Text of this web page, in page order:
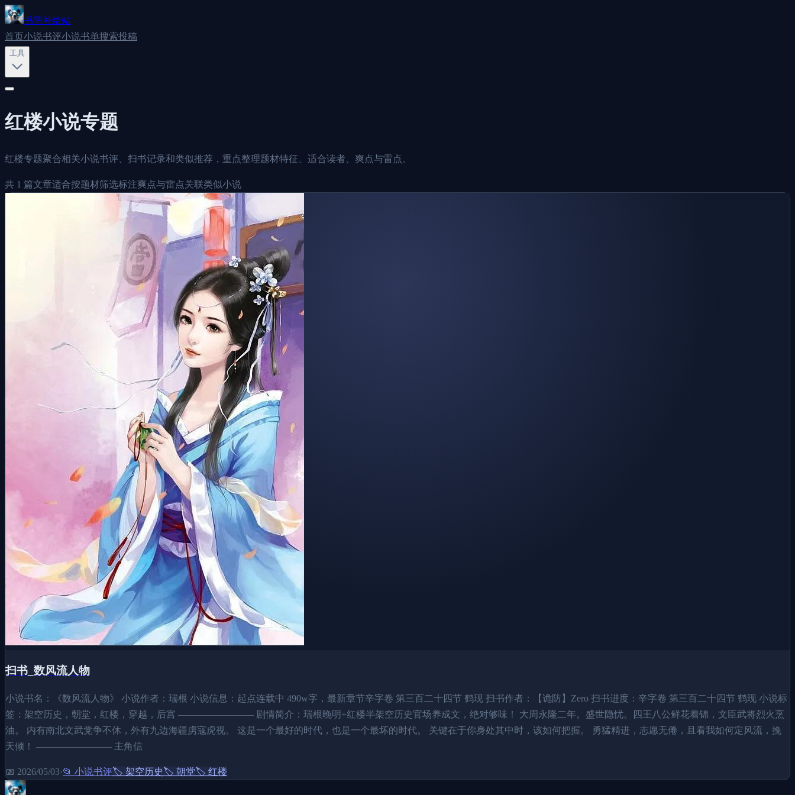
书荒补给站
首页小说书评小说书单搜索投稿
工具
红楼小说专题
红楼专题聚合相关小说书评、扫书记录和类似推荐，重点整理题材特征、适合读者、爽点与雷点。
共 1 篇文章适合按题材筛选标注爽点与雷点关联类似小说
扫书_数风流人物
小说书名：《数风流人物》 小说作者：瑞根 小说信息：起点连载中 490w字，最新章节辛字卷 第三百二十四节 鹤现 扫书作者：【诡防】Zero 扫书进度：辛字卷 第三百二十四节 鹤现 小说标
签：架空历史，朝堂，红楼，穿越，后宫 ———————— 剧情简介：瑞根晚明+红楼半架空历史官场养成文，绝对够味！ 大周永隆二年。盛世隐忧。四王八公鲜花着锦，文臣武将烈火烹
油。 内有南北文武党争不休，外有九边海疆虏寇虎视。 这是一个最好的时代，也是一个最坏的时代。 关键在于你身处其中时，该如何把握。 勇猛精进，志愿无倦，且看我如何定风流，挽
天倾！ ———————— 主角信
📅 2026/05/03·📂 小说书评🏷️ 架空历史🏷️ 朝堂🏷️ 红楼